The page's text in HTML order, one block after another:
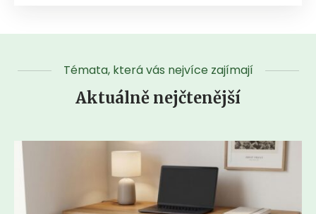
Témata, která vás nejvíce zajímají
Aktuálně nejčtenější